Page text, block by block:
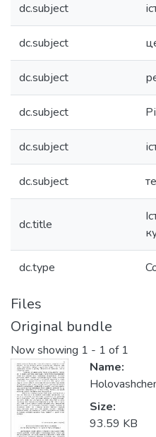
dc.subject
dc.subject
dc.subject
dc.subject
dc.subject
dc.subject
dc.title
dc.type
Files
Original bundle
Now showing 1 - 1 of 1
Name:
Size:
93.59 KB